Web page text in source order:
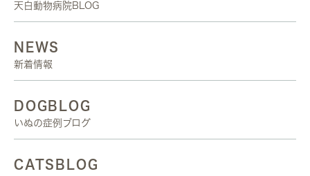
天白動物病院BLOG
NEWS
新着情報
DOGBLOG
いぬの症例ブログ
CATSBLOG